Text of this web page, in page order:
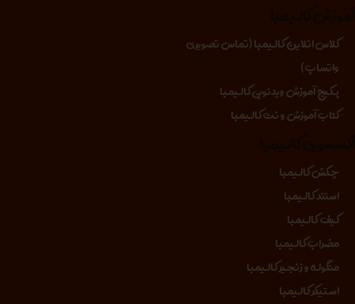
کلاس انلاین کالیمبا (تماس تصویری
واتساپ)
پکیج آموزش ویدئویی کالیمبا
کتاب آموزش و نت کالیمبا
چکش کالیمبا
استند کالیمبا
کیف کالیمبا
مضراب کالیمبا
منگوله و زنجیر کالیمبا
استیکر کالیمبا